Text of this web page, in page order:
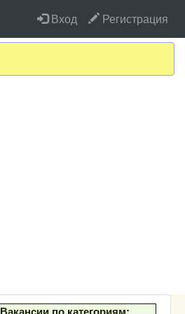
Вход Регистрация